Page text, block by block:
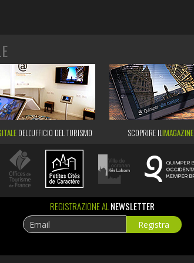
DELL'UFFICIO DEL TURISMO SCOPRIRE ILIMAGAZINE
REGISTRAZIONE AL NEWSLETTER